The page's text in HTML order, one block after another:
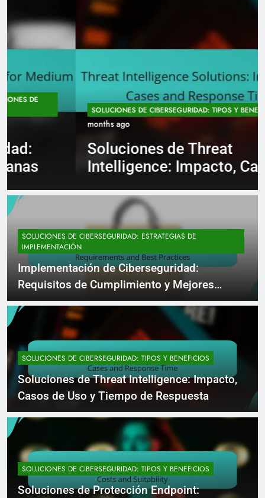
SOLUCIONES DE CIBERSEGURIDAD: TIPOS Y BENEFICIOS
6
Soluciones de Threat
Intelligence: Impacto, Casos
Respuesta
SOLUCIONES DE CIBERSEGURIDAD: ESTRATEGIAS DE
IMPLEMENTACIÓN
Implementación de Ciberseguridad:
Requisitos de Cumplimiento y Mejores
Prácticas
SOLUCIONES DE CIBERSEGURIDAD: TIPOS Y BENEFICIOS
Soluciones de Threat Intelligence: Impacto,
Casos de Uso y Tiempo de Respuesta
SOLUCIONES DE CIBERSEGURIDAD: TIPOS Y BENEFICIOS
Soluciones de Protección Endpoint: